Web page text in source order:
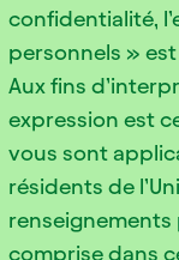
confidentialité,
personnels »
Aux fins
expression est
vous sont
résidents de
comprise dans